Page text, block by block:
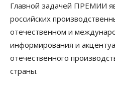
Главной задачей ПРЕМИИ
российских
отечественном и
информирования и
отечественного
страны.